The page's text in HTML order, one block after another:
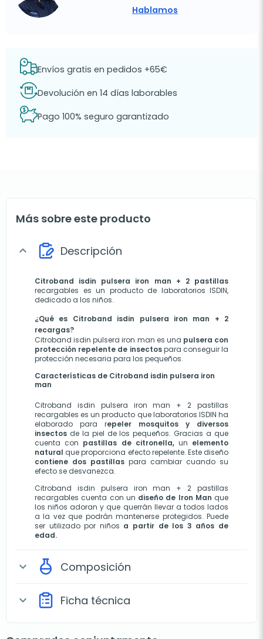
Hablamos
Envíos gratis en pedidos +65€
Devolución en 14 días laborables
Pago 100% seguro garantizado
Más sobre este producto
expand_more Descripción
Citroband isdin pulsera iron man + 2 pastillas
recargables es un producto de laboratorios ISDIN,
dedicado a los niños.
¿Qué es Citroband isdin pulsera iron man + 2
recargas?
Citroband isdin pulsera iron man es una pulsera con
protección repelente de insectos para conseguir la
protección necesaria para los pequeños.
Características de Citroband isdin pulsera iron
man
Citroband isdin pulsera iron man + 2 pastillas
recargables es un producto que laboratorios ISDIN ha
elaborado para repeler mosquitos y diversos
insectos de la piel de los pequeños. Gracias a que
cuenta con pastillas de citronella, un elemento
natural
contiene dos pastillas para cambiar cuando su
efecto se desvanezca.
Citroband isdin pulsera iron man + 2 pastillas
recargables cuenta con un diseño de Iron Man que
los niños adoran y que querrán llevar a todos lados
a la vez que podrán mantenerse protegidos. Puede
ser utilizado por niños a partir de los 3 años de
edad.
expand_more Composición
expand_more Ficha técnica